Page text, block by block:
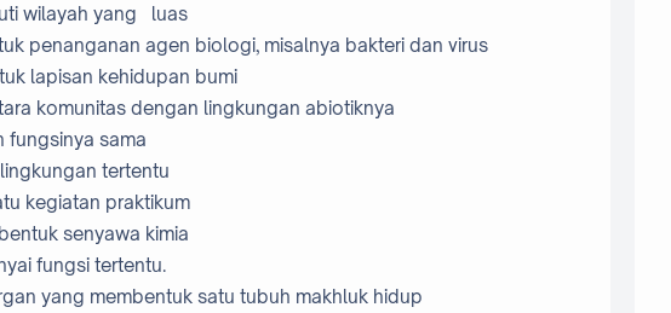
wilayah yang luas
penanganan agen biologi, misalnya bakteri dan virus
lapisan kehidupan bumi
komunitas dengan lingkungan abiotiknya
fungsinya sama
tertentu
kegiatan praktikum
senyawa kimia
fungsi tertentu.
yang membentuk satu tubuh makhluk hidup